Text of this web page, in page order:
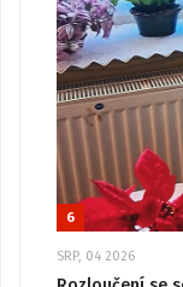
6
SRP, 04 2026